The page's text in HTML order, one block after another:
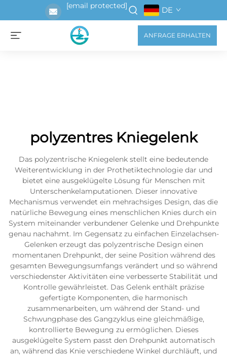
[email protected] DE
ANFRAGE ERHALTEN
polyzentres Kniegelenk
Das polyzentrische Kniegelenk stellt eine bedeutende
Weiterentwicklung in der Prothetiktechnologie dar und
bietet eine ausgeklügelte Lösung für Menschen mit
Unterschenkelamputationen. Dieser innovative
Mechanismus verwendet ein mehrachsiges Design, das die
natürliche Bewegung eines menschlichen Knies durch ein
System miteinander verbundener Gelenke und Drehpunkte
genau nachahmt. Im Gegensatz zu einfachen Einzelachsen-
Gelenken erzeugt das polyzentrische Design einen
momentanen Drehpunkt, der seine Position während des
gesamten Bewegungsumfangs verändert und so während
verschiedenster Aktivitäten eine verbesserte Stabilität und
Kontrolle gewährleistet. Das Gelenk enthält präzise
gefertigte Komponenten, die harmonisch
zusammenarbeiten, um während der Stand- und
Schwungphase des Gangzyklus eine gleichmäßige,
kontrollierte Bewegung zu ermöglichen. Dieses
ausgeklügelte System passt den Drehpunkt automatisch
an, während das Knie verschiedene Winkel durchläuft, und